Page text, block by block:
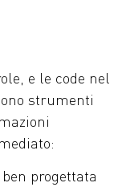
e le code nel
strumenti
progettata